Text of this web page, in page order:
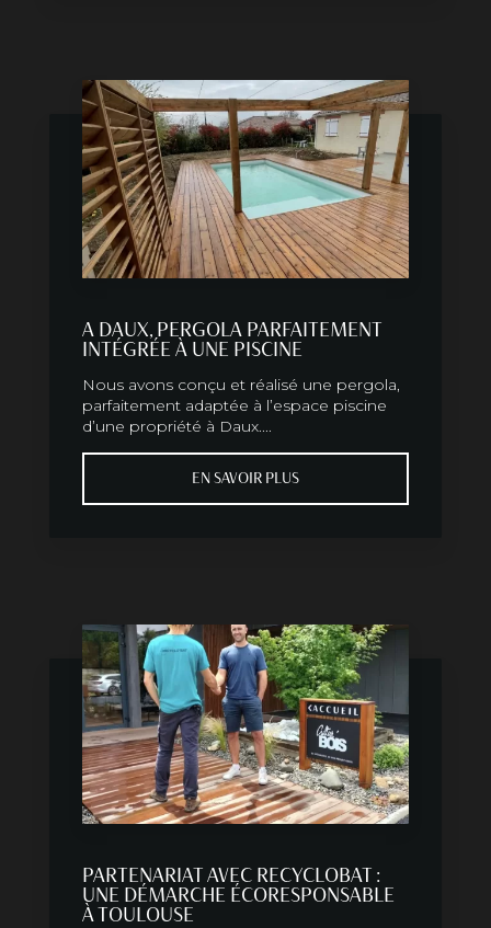
A DAUX, PERGOLA PARFAITEMENT
INTÉGRÉE À UNE PISCINE
Nous avons conçu et réalisé une pergola,
parfaitement adaptée à l’espace piscine
d’une propriété à Daux....
EN SAVOIR PLUS
PARTENARIAT AVEC RECYCLOBAT :
UNE DÉMARCHE ÉCORESPONSABLE
À TOULOUSE